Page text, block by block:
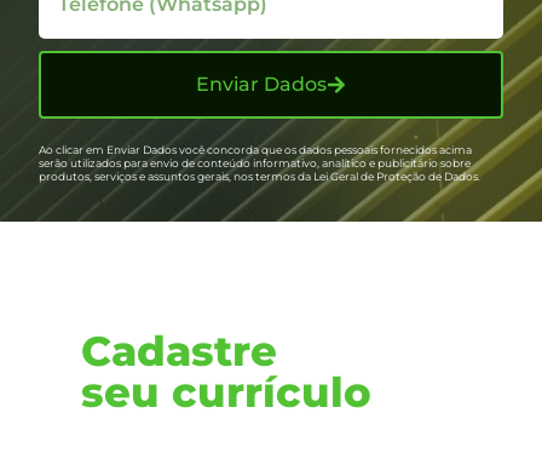
Enviar Dados
Ao clicar em Enviar Dados você concorda que os dados pessoais fornecidos acima
serão utilizados para envio de conteúdo informativo, analítico e publicitário sobre
produtos, serviços e assuntos gerais, nos termos da Lei Geral de Proteção de Dados.
Cadastre
seu currículo